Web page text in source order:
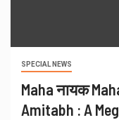
SPECIAL NEWS
Maha नायक
Amitabh : A